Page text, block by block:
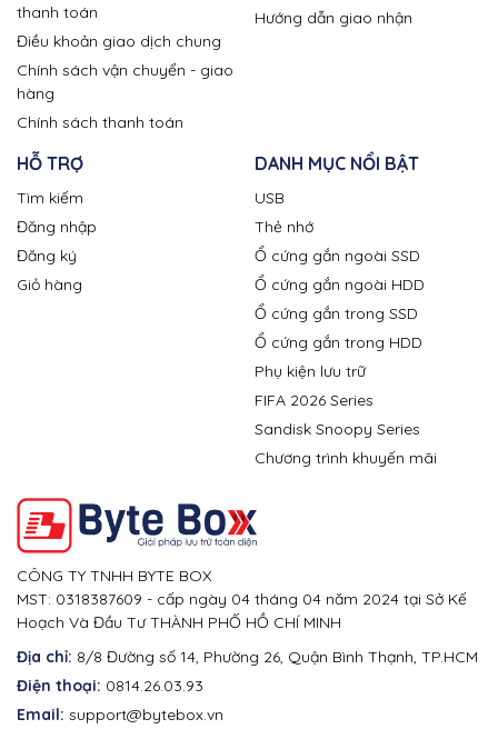
thanh toán
Điều khoản giao dịch chung
Chính sách vận chuyển - giao
hàng
Chính sách thanh toán
Hướng dẫn giao nhận
HỖ TRỢ
Tìm kiếm
Đăng nhập
Đăng ký
Giỏ hàng
DANH MỤC NỔI BẬT
USB
Thẻ nhớ
Ổ cứng gắn ngoài SSD
Ổ cứng gắn ngoài HDD
Ổ cứng gắn trong SSD
Ổ cứng gắn trong HDD
Phụ kiện lưu trữ
FIFA 2026 Series
Sandisk Snoopy Series
Chương trình khuyến mãi
CÔNG TY TNHH BYTE BOX
MST: 0318387609 - cấp ngày 04 tháng 04 năm 2024 tại Sở Kế
Hoạch Và Đầu Tư THÀNH PHỐ HỒ CHÍ MINH
Địa chỉ: 8/8 Đường số 14, Phường 26, Quận Bình Thạnh, TP.HCM
Điện thoại: 0814.26.03.93
Email: support@bytebox.vn